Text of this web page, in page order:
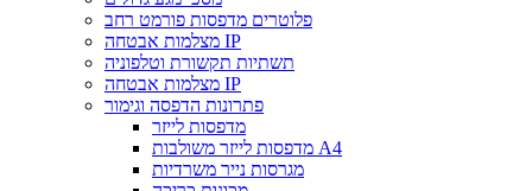
פלוטרים מדפסות פורמט רחב
מצלמות אבטחה IP
תשתיות תקשורת וטלפוניה
מצלמות אבטחה IP
פתרונות הדפסה וגימור
מדפסות לייזר
מדפסות לייזר משולבות A4
מגרסות נייר משרדיות